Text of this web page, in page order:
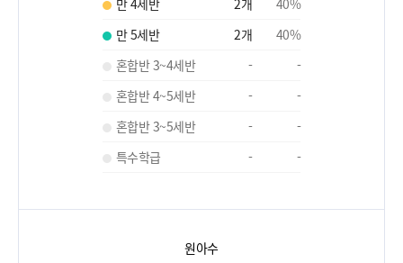
만 4세반
2개 40%
만 5세반
2개 40%
혼합반 3~4세반
-
-
혼합반 4~5세반
-
-
혼합반 3~5세반
-
-
특수학급
- -
원아수